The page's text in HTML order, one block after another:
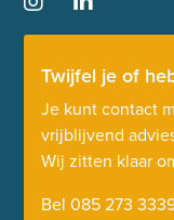
Twijfel je of
Je kunt contact
vrijblijvend
Wij zitten klaar
Bel 085 273